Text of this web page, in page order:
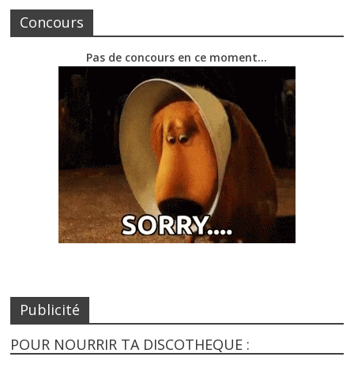
Concours
Pas de concours en ce moment…
Publicité
POUR NOURRIR TA DISCOTHEQUE :